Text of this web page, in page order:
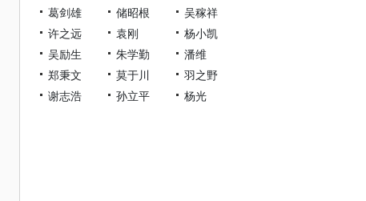
葛剑雄
储昭根
吴稼祥
许之远
袁刚
杨小凯
吴励生
朱学勤
潘维
郑秉文
莫于川
羽之野
谢志浩
孙立平 杨光